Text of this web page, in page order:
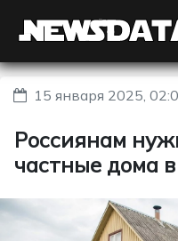
15 января 2025,
Россиянам
частные дома